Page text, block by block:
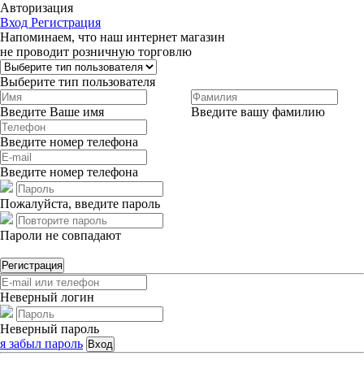
Авторизация
Вход Регистрация
Напоминаем, что наш интернет магазин
не проводит розничную торговлю
Выберите тип пользователя
Введите Ваше имя Введите вашу фамилию
Введите номер телефона
Введите номер телефона
Пожалуйста, введите пароль
Пароли не совпадают
Регистрация
Неверный логин
Неверный пароль
я забыл пароль Вход